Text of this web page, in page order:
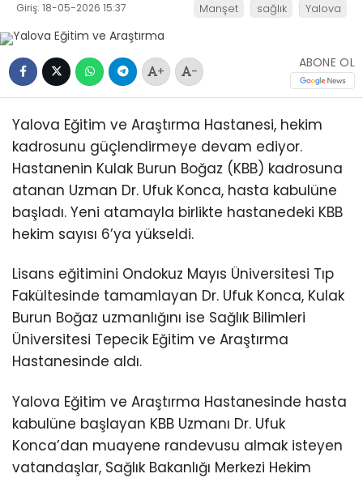
Giriş: 18-05-2026 15:37 Manşet sağlık Yalova
+ -
ABONE OL
Yalova Eğitim ve Araştırma Hastanesi, hekim
kadrosunu güçlendirmeye devam ediyor.
Hastanenin Kulak Burun Boğaz (KBB) kadrosuna
atanan Uzman Dr. Ufuk Konca, hasta kabulüne
başladı. Yeni atamayla birlikte hastanedeki KBB
hekim sayısı 6’ya yükseldi.
Lisans eğitimini Ondokuz Mayıs Üniversitesi Tıp
Fakültesinde tamamlayan Dr. Ufuk Konca, Kulak
Burun Boğaz uzmanlığını ise Sağlık Bilimleri
Üniversitesi Tepecik Eğitim ve Araştırma
Hastanesinde aldı.
Yalova Eğitim ve Araştırma Hastanesinde hasta
kabulüne başlayan KBB Uzmanı Dr. Ufuk
Konca’dan muayene randevusu almak isteyen
vatandaşlar, Sağlık Bakanlığı Merkezi Hekim